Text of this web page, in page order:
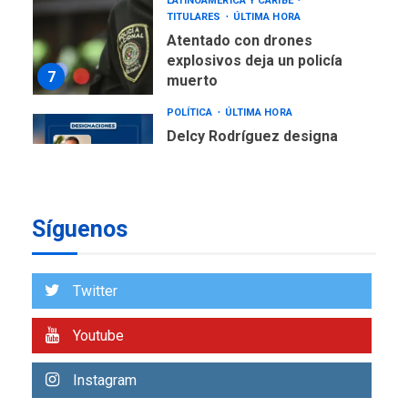
7
TITULARES
ÚLTIMA HORA
Atentado con drones
explosivos deja un policía
muerto
POLÍTICA ÚLTIMA HORA
Delcy Rodríguez designa
2
Argentina para despedir a
Funsone benefició a 46
Síguenos
Twitter
Youtube
Instagram